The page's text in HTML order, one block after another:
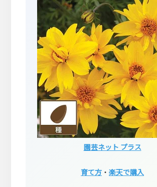
園芸ネット プラス
育て方 ・ 楽天で購入